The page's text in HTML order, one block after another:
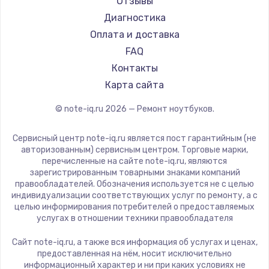
Ремонт ноутбуков DEXP
Ремонт ноутбуков Teclast
Ремонт ноутбуков CHUWI
Ремонт ноутбуков Colorful
Maibenben
Getac
Epson
Philips
LG
Thunderobot
Hasee
ZTE
Hiper
Evga
Google
Ardor
Диагностика
Оплата и доставка
FAQ
Контакты
Карта сайта
© note-iq.ru 2026 — Ремонт ноутбуков.
Сервисный центр note-iq.ru является пост гарантийным (не
авторизованным) сервисным центром. Торговые марки,
перечисленные на сайте note-iq.ru, являются
зарегистрированным товарными знаками компаний
правообладателей. Обозначения используется не с целью
индивидуализации соответствующих услуг по ремонту, а с
целью информирования потребителей о предоставляемых
услугах в отношении техники правообладателя
Сайт note-iq.ru, а также вся информация об услугах и ценах,
предоставленная на нём, носит исключительно
информационный характер и ни при каких условиях не